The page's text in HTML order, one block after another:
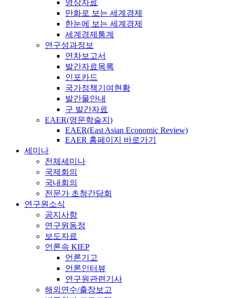
영상자료
만화로 보는 세계경제
한눈에 보는 세계경제
세계경제통계
연구성과정보
연차보고서
발간자료목록
인포카드
국가정책기여현황
발간물안내
구 발간자료
EAER(영문학술지)
EAER(East Asian Economic Review)
EAER 홈페이지 바로가기
세미나
전체세미나
국제회의
국내회의
전문가 초청간담회
연구원소식
공지사항
연구원동정
보도자료
언론속 KIEP
언론기고
언론인터뷰
연구원관련기사
해외연수/출장보고